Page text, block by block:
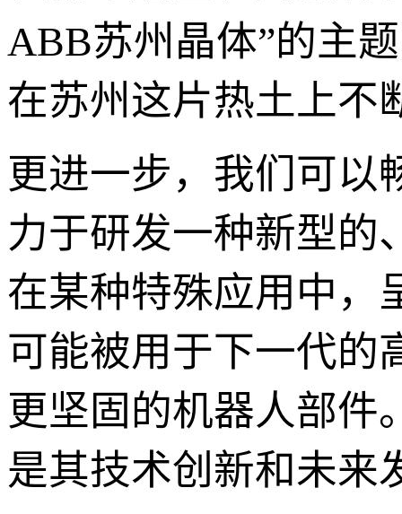
ABB苏州晶体”的主
在苏州这片热土上不
更进一步，我们可以
力于研发一种新型的
在某种特殊应用中，
可能被用于下一代的
更坚固的机器人部件
是其技术创新和未来